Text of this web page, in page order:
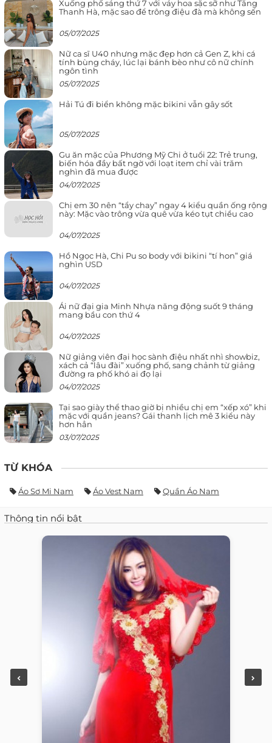
Xuống phố sáng thứ 7 với váy hoa sặc sỡ như Tăng
Thanh Hà, mặc sao để trông điệu đà mà không sến
05/07/2025
Nữ ca sĩ U40 nhưng mặc đẹp hơn cả Gen Z, khi cá
tính bùng cháy, lúc lại bánh bèo như cô nữ chính
ngôn tình
05/07/2025
Hải Tú đi biển không mặc bikini vẫn gây sốt
05/07/2025
Gu ăn mặc của Phương Mỹ Chi ở tuổi 22: Trẻ trung,
biến hóa đầy bất ngờ với loạt item chỉ vài trăm
nghìn đã mua được
04/07/2025
Chị em 30 nên “tẩy chay” ngay 4 kiểu quần ống rộng
này: Mặc vào trông vừa quê vừa kéo tụt chiều cao
04/07/2025
Hồ Ngọc Hà, Chi Pu so body với bikini “tí hon” giá
nghìn USD
04/07/2025
Ái nữ đại gia Minh Nhựa năng động suốt 9 tháng
mang bầu con thứ 4
04/07/2025
Nữ giảng viên đại học sành điệu nhất nhì showbiz,
xách cả “lâu đài” xuống phố, sang chảnh từ giảng
đường ra phố khó ai đọ lại
04/07/2025
Tại sao giày thể thao giờ bị nhiều chị em “xếp xó” khi
mặc với quần jeans? Gái thanh lịch mê 3 kiểu này
hơn hẳn
03/07/2025
TỪ KHÓA
Áo Sơ Mi Nam Áo Vest Nam Quần Áo Nam
Thông tin nổi bật